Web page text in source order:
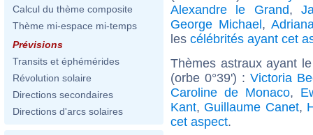
Calcul du thème composite
Thème mi-espace mi-temps
Prévisions
Transits et éphémérides
Révolution solaire
Directions secondaires
Directions d'arcs solaires
Alexandre le Grand,
George Michael,
les célébrités ayant cet
Thèmes astraux ayant
(orbe 0°39') : Victoria
Caroline de Monaco,
Kant, Guillaume Canet,
cet aspect.